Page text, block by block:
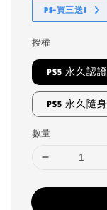
PS-買三送1
授權
PS5 永久認
PS5 永久隨
數量